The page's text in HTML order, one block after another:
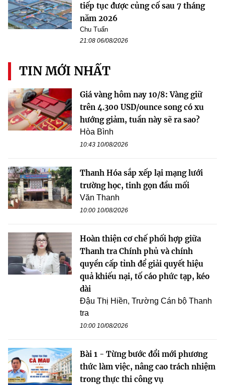
tiếp tục được củng cố sau 7 tháng
năm 2026
Chu Tuấn
21:08 06/08/2026
TIN MỚI NHẤT
Giá vàng hôm nay 10/8: Vàng giữ
trên 4.300 USD/ounce song có xu
hướng giảm, tuần này sẽ ra sao?
Hòa Bình
10:43 10/08/2026
Thanh Hóa sắp xếp lại mạng lưới
trường học, tinh gọn đầu mối
Văn Thanh
10:00 10/08/2026
Hoàn thiện cơ chế phối hợp giữa
Thanh tra Chính phủ và chính
quyền cấp tỉnh để giải quyết hiệu
quả khiếu nại, tố cáo phức tạp, kéo
dài
Đậu Thị Hiền, Trường Cán bộ Thanh
tra
10:00 10/08/2026
Bài 1 - Từng bước đổi mới phương
thức làm việc, nâng cao trách nhiệm
trong thực thi công vụ